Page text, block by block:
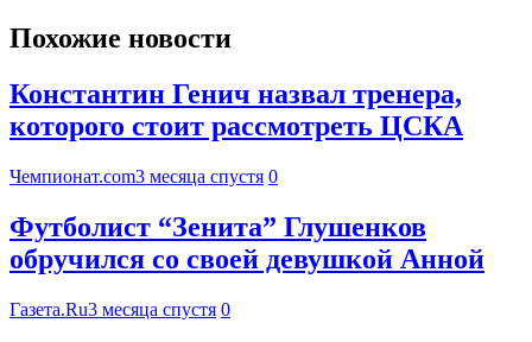
Похожие новости
Константин Генич назвал тренера,
которого стоит рассмотреть ЦСКА
Чемпионат.com3 месяца спустя 0
Футболист “Зенита” Глушенков
обручился со своей девушкой Анной
Газета.Ru3 месяца спустя 0